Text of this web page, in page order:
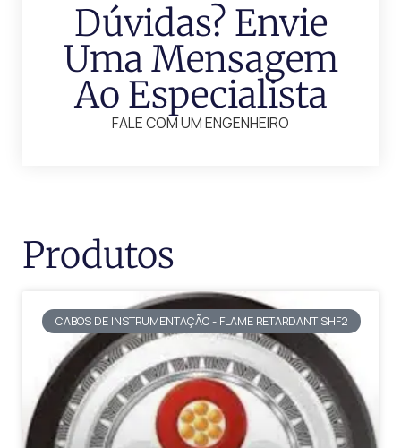
Dúvidas? Envie
Uma Mensagem
Ao Especialista
FALE COM UM ENGENHEIRO
Produtos
CABOS DE INSTRUMENTAÇÃO - FLAME RETARDANT SHF2